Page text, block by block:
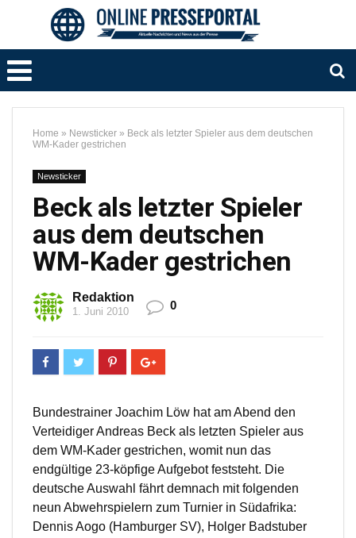
Home » Newsticker » Beck als letzter Spieler aus dem deutschen
WM-Kader gestrichen
Newsticker
Beck als letzter Spieler
aus dem deutschen
WM-Kader gestrichen
Redaktion
1. Juni 2010 0
Bundestrainer Joachim Löw hat am Abend den
Verteidiger Andreas Beck als letzten Spieler aus
dem WM-Kader gestrichen, womit nun das
endgültige 23-köpfige Aufgebot feststeht. Die
deutsche Auswahl fährt demnach mit folgenden
neun Abwehrspielern zum Turnier in Südafrika:
Dennis Aogo (Hamburger SV), Holger Badstuber